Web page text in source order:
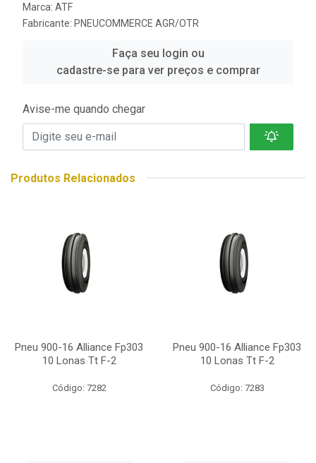
Marca: ATF
Fabricante: PNEUCOMMERCE AGR/OTR
Faça seu login ou
cadastre-se para ver preços e comprar
Avise-me quando chegar
Produtos Relacionados
Pneu 900-16 Alliance Fp303
10 Lonas Tt F-2
Código: 7282
Pneu 900-16 Alliance Fp303
10 Lonas Tt F-2
Código: 7283